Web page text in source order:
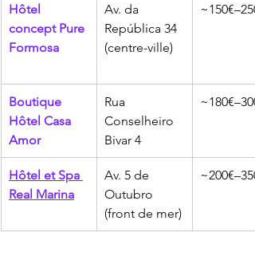
Hôtel
concept Pure
Formosa
Av. da
República 34
(centre-ville)
Boutique
Hôtel Casa
Amor
Rua
Conselheiro
Bivar 4
Hôtel et Spa
Real Marina
Av. 5 de
Outubro
(front de mer)